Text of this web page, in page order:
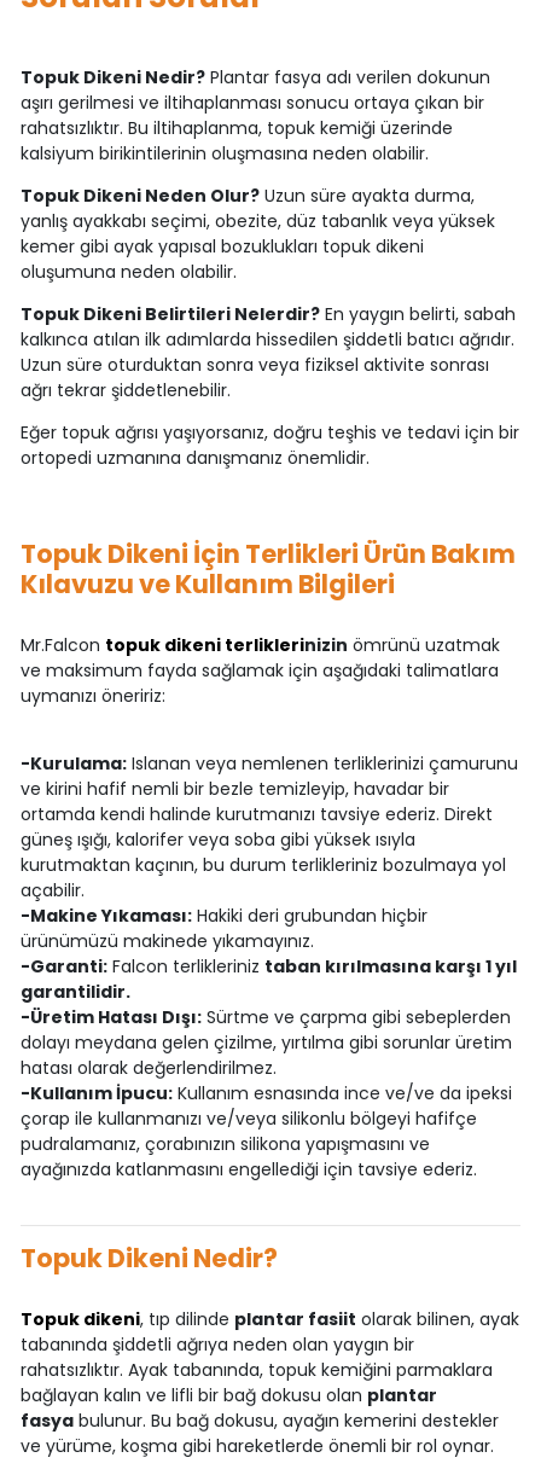
Topuk Dikeni Nedir?Plantar fasya adı verilen dokunun
aşırı gerilmesi ve iltihaplanması sonucu ortaya çıkan bir
rahatsızlıktır. Bu iltihaplanma, topuk kemiği üzerinde
kalsiyum birikintilerinin oluşmasına neden olabilir.
Topuk Dikeni Neden Olur?Uzun süre ayakta durma,
yanlış ayakkabı seçimi, obezite, düz tabanlık veya yüksek
kemer gibi ayak yapısal bozuklukları topuk dikeni
oluşumuna neden olabilir.
Topuk Dikeni Belirtileri Nelerdir?En yaygın belirti, sabah
kalkınca atılan ilk adımlarda hissedilen şiddetli batıcı ağrıdır.
Uzun süre oturduktan sonra veya fiziksel aktivite sonrası
ağrı tekrar şiddetlenebilir.
Eğer topuk ağrısı yaşıyorsanız, doğru teşhis ve tedavi için bir
ortopedi uzmanına danışmanız önemlidir.
Topuk Dikeni İçin Terlikleri Ürün Bakım
Kılavuzu ve Kullanım Bilgileri
Mr.Falcon topuk dikeni terliklerinizin ömrünü uzatmak
ve maksimum fayda sağlamak için aşağıdaki talimatlara
uymanızı öneririz:
-Kurulama:Islanan veya nemlenen terliklerinizi çamurunu
ve kirini hafif nemli bir bezle temizleyip, havadar bir
ortamda kendi halinde kurutmanızı tavsiye ederiz. Direkt
güneş ışığı, kalorifer veya soba gibi yüksek ısıyla
kurutmaktan kaçının, bu durum terlikleriniz bozulmaya yol
açabilir.
-Makine Yıkaması:Hakiki deri grubundan hiçbir
ürünümüzü makinede yıkamayınız.
-Garanti:Falcon terlikleriniz taban kırılmasına karşı 1 yıl
garantilidir.
-Üretim Hatası Dışı:Sürtme ve çarpma gibi sebeplerden
dolayı meydana gelen çizilme, yırtılma gibi sorunlar üretim
hatası olarak değerlendirilmez.
-Kullanım İpucu:Kullanım esnasında ince ve/ve da ipeksi
çorap ile kullanmanızı ve/veya silikonlu bölgeyi hafifçe
pudralamanız, çorabınızın silikona yapışmasını ve
ayağınızda katlanmasını engellediği için tavsiye ederiz.
Topuk Dikeni Nedir?
Topuk dikeni, tıp dilinde plantar fasiit olarak bilinen, ayak
tabanında şiddetli ağrıya neden olan yaygın bir
rahatsızlıktır. Ayak tabanında, topuk kemiğini parmaklara
bağlayan kalın ve lifli bir bağ dokusu olan plantar
fasyabulunur. Bu bağ dokusu, ayağın kemerini destekler
ve yürüme, koşma gibi hareketlerde önemli bir rol oynar.